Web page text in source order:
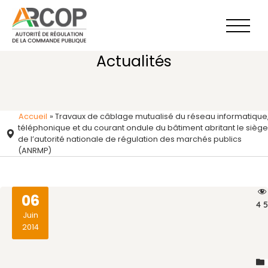
contenu
Actualités
Accueil » Travaux de câblage mutualisé du réseau
téléphonique et du courant ondule du bâtiment abritant le siège
de l’autorité nationale de régulation des marchés publics
(ANRMP)
06
Juin
2014
4